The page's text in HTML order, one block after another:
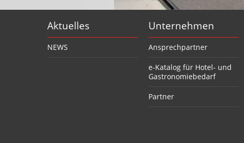
Aktuelles
NEWS
Unternehmen
Ansprechpartner
e-Katalog für Hotel- und
Gastronomiebedarf
Partner